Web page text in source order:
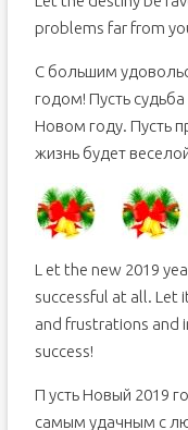
problems far from
С большим
годом! Пусть
Новом году. Пусть
жизнь будет
L et the new 2019
successful at all. Let
and frustrations and
success!
П усть Новый 2019
самым удачным с